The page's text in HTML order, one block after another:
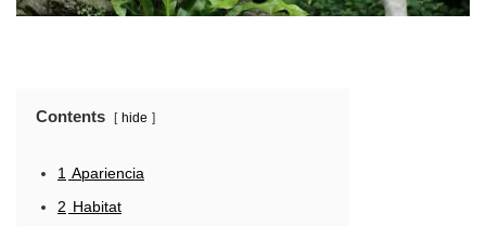
Contents hide
1 Apariencia
2 Habitat